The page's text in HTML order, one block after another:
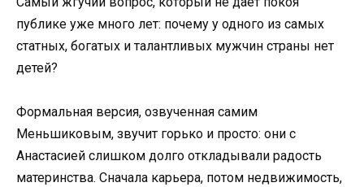
публике уже много лет: почему у одного из самых
статных, богатых и талантливых мужчин страны нет
детей?
Формальная версия, озвученная самим
Меньшиковым, звучит горько и просто: они с
Анастасией слишком долго откладывали радость
материнства. Сначала карьера, потом недвижимость,